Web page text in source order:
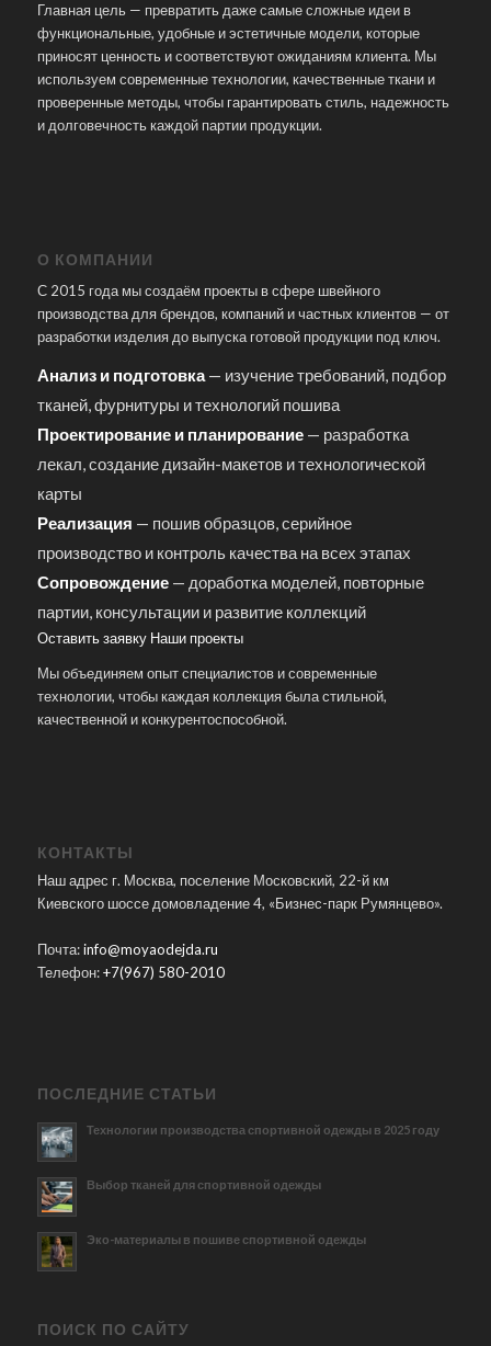
Главная цель — превратить даже самые сложные идеи в
функциональные, удобные и эстетичные модели, которые
приносят ценность и соответствуют ожиданиям клиента. Мы
используем современные технологии, качественные ткани и
проверенные методы, чтобы гарантировать стиль, надежность
и долговечность каждой партии продукции.
О КОМПАНИИ
С 2015 года мы создаём проекты в сфере швейного
производства для брендов, компаний и частных клиентов — от
разработки изделия до выпуска готовой продукции под ключ.
Анализ и подготовка— изучение требований, подбор
тканей, фурнитуры и технологий пошива
Проектирование и планирование— разработка
лекал, создание дизайн-макетов и технологической
карты
Реализация — пошив образцов, серийное
производство и контроль качества на всех этапах
Сопровождение— доработка моделей, повторные
партии, консультации и развитие коллекций
Оставить заявку Наши проекты
Мы объединяем опыт специалистов и современные
технологии, чтобы каждая коллекция была стильной,
качественной и конкурентоспособной.
КОНТАКТЫ
Наш адрес г. Москва, поселение Московский, 22-й км
Киевского шоссе домовладение 4, «Бизнес-парк Румянцево».
Почта:info@moyaodejda.ru
Телефон:+7(967) 580-2010
ПОСЛЕДНИЕ СТАТЬИ
Технологии производства спортивной одежды в 2025 году
Выбор тканей для спортивной одежды
Эко-материалы в пошиве спортивной одежды
ПОИСК ПО САЙТУ